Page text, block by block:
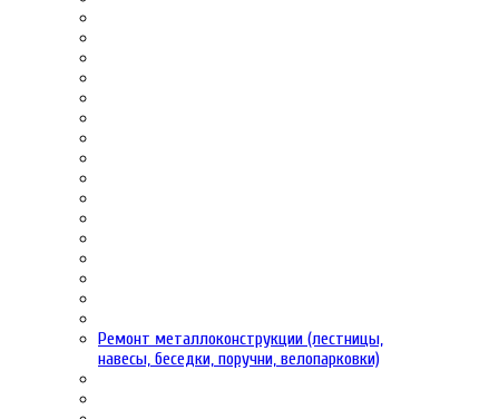
Ремонт металлоконструкции (лестницы,
навесы, беседки, поручни, велопарковки)